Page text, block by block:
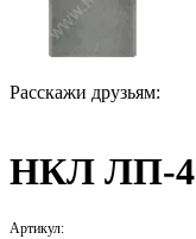
Расскажи друзьям:
НКЛ ЛП-4
Артикул: